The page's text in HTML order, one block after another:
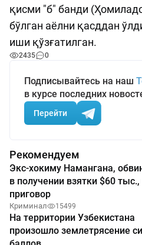
қисми "б" банди
бўлган аёлни қасддан
иши қўзғатилган.
2435 0
Подписывайтесь на наш
в курсе последних
Перейти
Рекомендуем
Экс-хокиму Намангана,
в получении взятки $60
приговор
Криминал 15499
На территории Узбекистана
произошло землетрясение